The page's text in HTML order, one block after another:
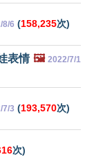
8/6 (158,235次)
表情 🖼️ 2022/7/1
7/3 (193,570次)
次)